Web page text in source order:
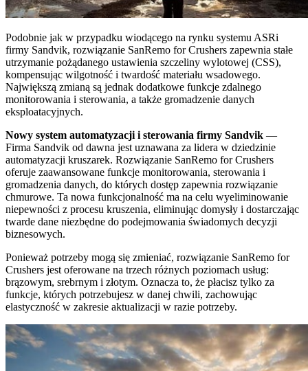
Podobnie jak w przypadku wiodącego na rynku systemu ASRi
firmy Sandvik, rozwiązanie SanRemo for Crushers zapewnia stałe
utrzymanie pożądanego ustawienia szczeliny wylotowej (CSS),
kompensując wilgotność i twardość materiału wsadowego.
Największą zmianą są jednak dodatkowe funkcje zdalnego
monitorowania i sterowania, a także gromadzenie danych
eksploatacyjnych.
Nowy system automatyzacji i sterowania firmy Sandvik —
Firma Sandvik od dawna jest uznawana za lidera w dziedzinie
automatyzacji kruszarek. Rozwiązanie SanRemo for Crushers
oferuje zaawansowane funkcje monitorowania, sterowania i
gromadzenia danych, do których dostęp zapewnia rozwiązanie
chmurowe. Ta nowa funkcjonalność ma na celu wyeliminowanie
niepewności z procesu kruszenia, eliminując domysły i dostarczając
twarde dane niezbędne do podejmowania świadomych decyzji
biznesowych.
Ponieważ potrzeby mogą się zmieniać, rozwiązanie SanRemo for
Crushers jest oferowane na trzech różnych poziomach usług:
brązowym, srebrnym i złotym. Oznacza to, że płacisz tylko za
funkcje, których potrzebujesz w danej chwili, zachowując
elastyczność w zakresie aktualizacji w razie potrzeby.